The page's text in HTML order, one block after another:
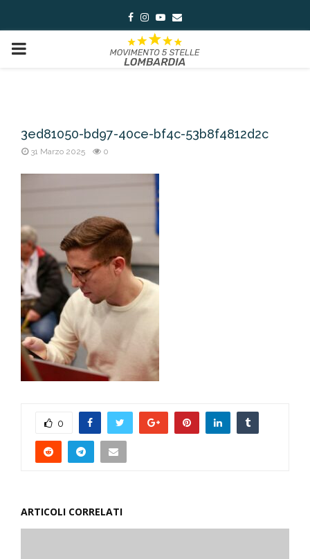
Facebook
Instagram
Youtube
Email
PRIMARY
3ed81050-bd97-40ce-bf4c-53b8f4812d2c
31 Marzo 2025 0
0
ARTICOLI CORRELATI